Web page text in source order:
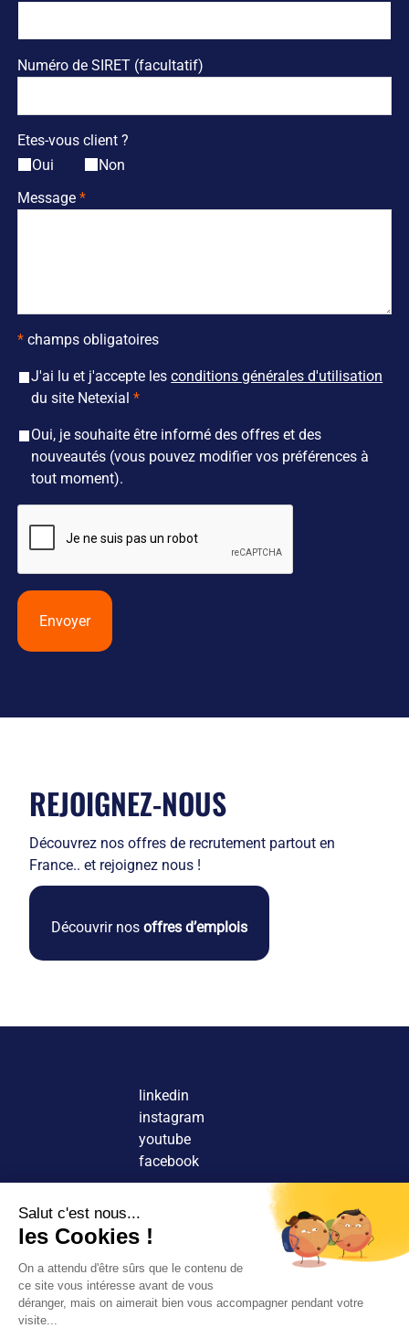
Numéro de SIRET (facultatif)
Etes-vous client ?
Oui
Non
Message
*champs obligatoires
J'ai lu et j'accepte lesconditions générales d'utilisation
du site Netexial
Oui, je souhaite être informé des offres et des
nouveautés (vous pouvez modifier vos préférences à
tout moment).
Envoyer
REJOIGNEZ-NOUS
Découvrez nos offres de recrutement partout en
France.. et rejoignez nous !
Découvrir nos offres d’emplois
linkedin
instagram
youtube
facebook
Découvrir nos agences
Rejoindre nos équipes
© 2026 Tous droits réservés.